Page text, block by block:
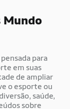
Mundo
para
em suas
de ampliar
o esporte ou
saúde,
sobre